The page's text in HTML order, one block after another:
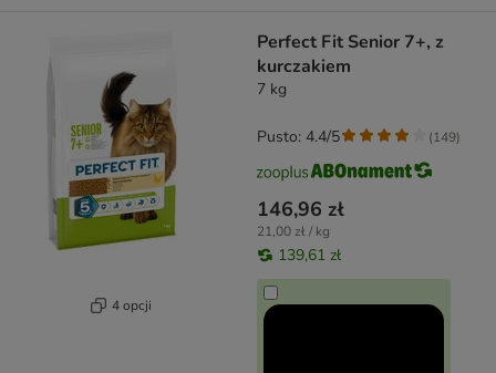
4 opcji
Perfect Fit Senior 7+, z
kurczakiem
7 kg
146,96 zł
21,00 zł / kg
139,61 zł
Pusto: 4.4/5 (149)